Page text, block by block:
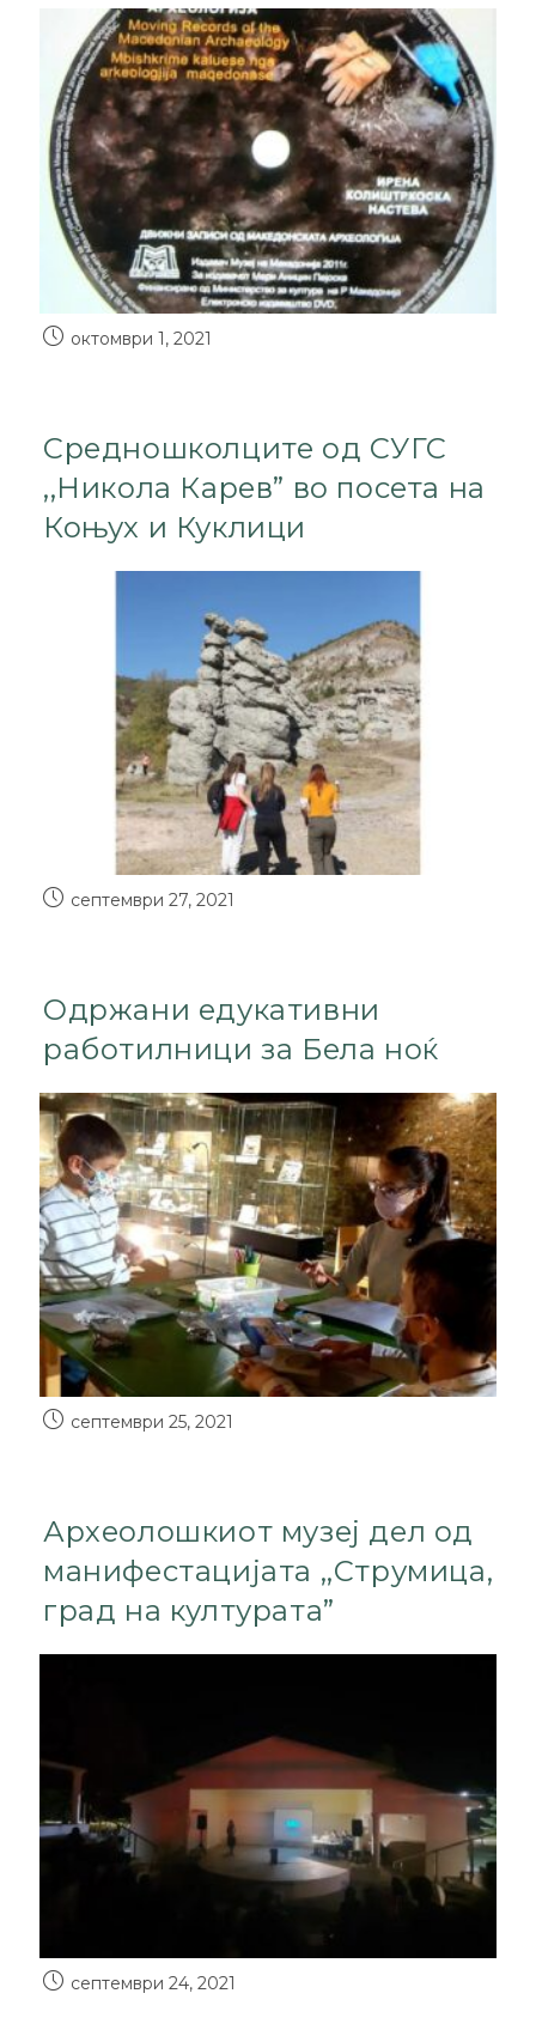
октомври 1, 2021
Средношколците од СУГС
,,Никола Карев” во посета на
Коњух и Куклици
септември 27, 2021
Одржани едукативни
работилници за Бела ноќ
септември 25, 2021
Археолошкиот музеј дел од
манифестацијата ,,Струмица,
град на културата”
септември 24, 2021